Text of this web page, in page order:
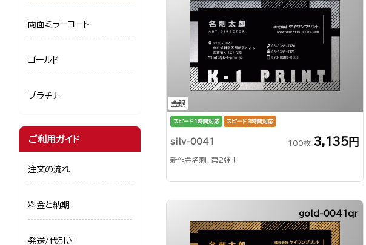
金銀
スピード1時間対応 スピード3時間対応
silv-0041 100枚 3,135円
新作金名刺、第2弾！
gold-0041qr
両面ミラーコート
ゴールド
プラチナ
ご利用ガイド
注文の流れ
料金と納期
発送/代引き